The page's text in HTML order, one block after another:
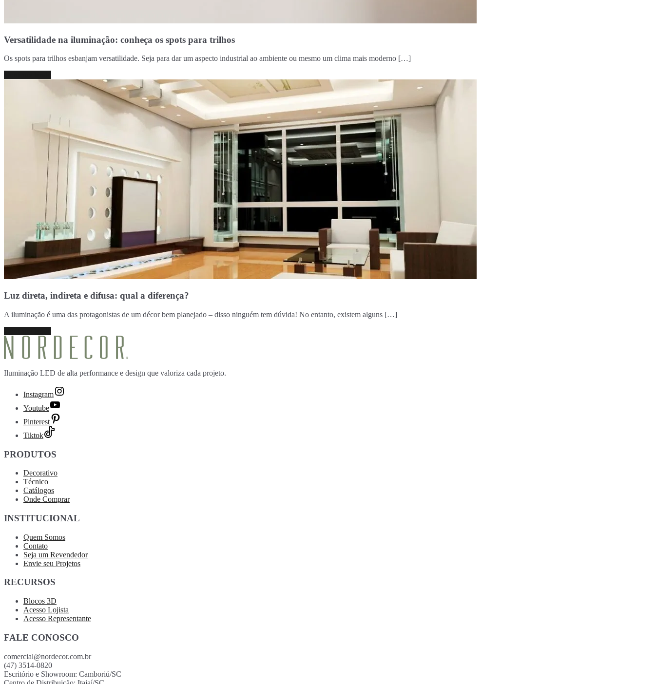
Versatilidade na iluminação: conheça os spots para trilhos
Os spots para trilhos esbanjam versatilidade. Seja para dar um aspecto industrial ao ambiente ou mesmo um clima mais moderno […]
Luz direta, indireta e difusa: qual a diferença?
A iluminação é uma das protagonistas de um décor bem planejado – disso ninguém tem dúvida! No entanto, existem alguns […]
Iluminação LED de alta performance e design que valoriza cada projeto.
Instagram
Youtube
Pinterest
Tiktok
PRODUTOS
Decorativo
Técnico
Catálogos
Onde Comprar
INSTITUCIONAL
Quem Somos
Contato
Seja um Revendedor
Envie seu Projetos
RECURSOS
Blocos 3D
Acesso Lojista
Acesso Representante
FALE CONOSCO
comercial@nordecor.com.br
(47) 3514-0820
Escritório e Showroom: Camboriú/SC